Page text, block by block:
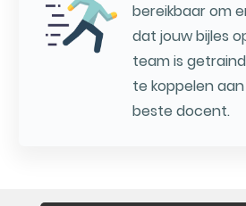
bereikbaar om
dat jouw bijles
team is
te koppelen
beste docent.